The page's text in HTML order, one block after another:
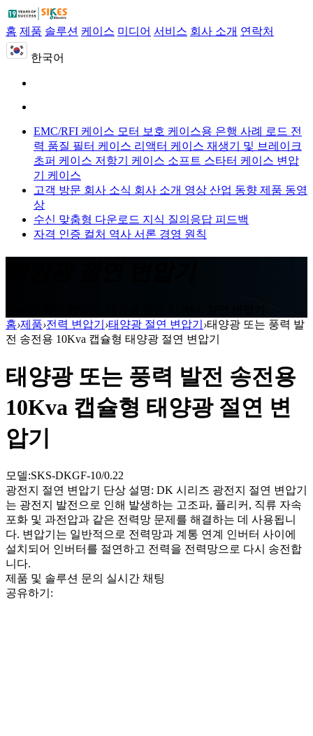
홈 제품 솔루션 케이스 미디어 서비스 회사 소개 연락처
한국어
EMC/RFI 케이스 모터 보호 케이스용 은행 사례 로드 전
력 품질 필터 케이스 리액터 케이스 재생기 및 브레이크
초퍼 케이스 저항기 케이스 소프트 스타터 케이스 변압
기 케이스
고객 방문 회사 소식 회사 소개 영상 산업 동향 제품 동영
상
수신 맞춤형 다운로드 지식 질의응답 피드백
자격 인증 컬처 역사 서론 경영 원칙
홈›제품›전력 변압기 ›태양광 절연 변압기 ›태양광 또는 풍력 발
전 송전용 10Kva 캡슐형 태양광 절연 변압기
태양광 또는 풍력 발전 송전용
10Kva 캡슐형 태양광 절연 변
압기
모델:SKS-DKGF-10/0.22
광전지 절연 변압기 단상 설명: DK 시리즈 광전지 절연 변압기
는 광전지 발전으로 인해 발생하는 고조파, 플리커, 직류 자속
포화 및 과전압과 같은 전력망 문제를 해결하는 데 사용됩니
다. 변압기는 일반적으로 전력망과 계통 연계 인버터 사이에
설치되어 인버터를 절연하고 전력을 전력망으로 다시 송전합
니다.
제품 및 솔루션 문의 실시간 채팅
공유하기: